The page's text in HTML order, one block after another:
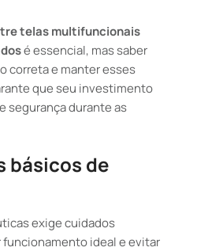
telas multifuncionais
é essencial, mas saber
correta e manter esses
que seu investimento
segurança durante as
básicos de
exige cuidados
ideal e evitar